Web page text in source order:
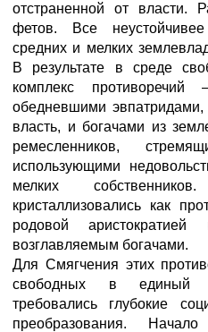
отстраненной от власти.
фетов. Все
средних и мелких
В результате в среде
комплекс
обедневшими
власть, и богачами из
ремесленников,
использующими
мелких
кристаллизовались как
родовой
возглавляемым богачами.
Для Смягчения этих
свободных в единый
требовались глубокие
преобразования.